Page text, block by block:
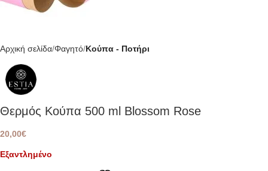
Αρχική σελίδα Φαγητό Κούπα - Ποτήρι
Θερμός Κούπα 500 ml Blossom Rose
20,00€
Εξαντλημένο